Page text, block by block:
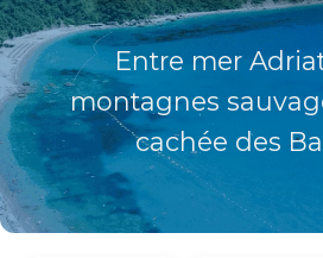
Entre mer
montagnes
cachée des